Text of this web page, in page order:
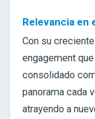
Relevancia en
Con su
engagement
consolidado
panorama cada
atrayendo a